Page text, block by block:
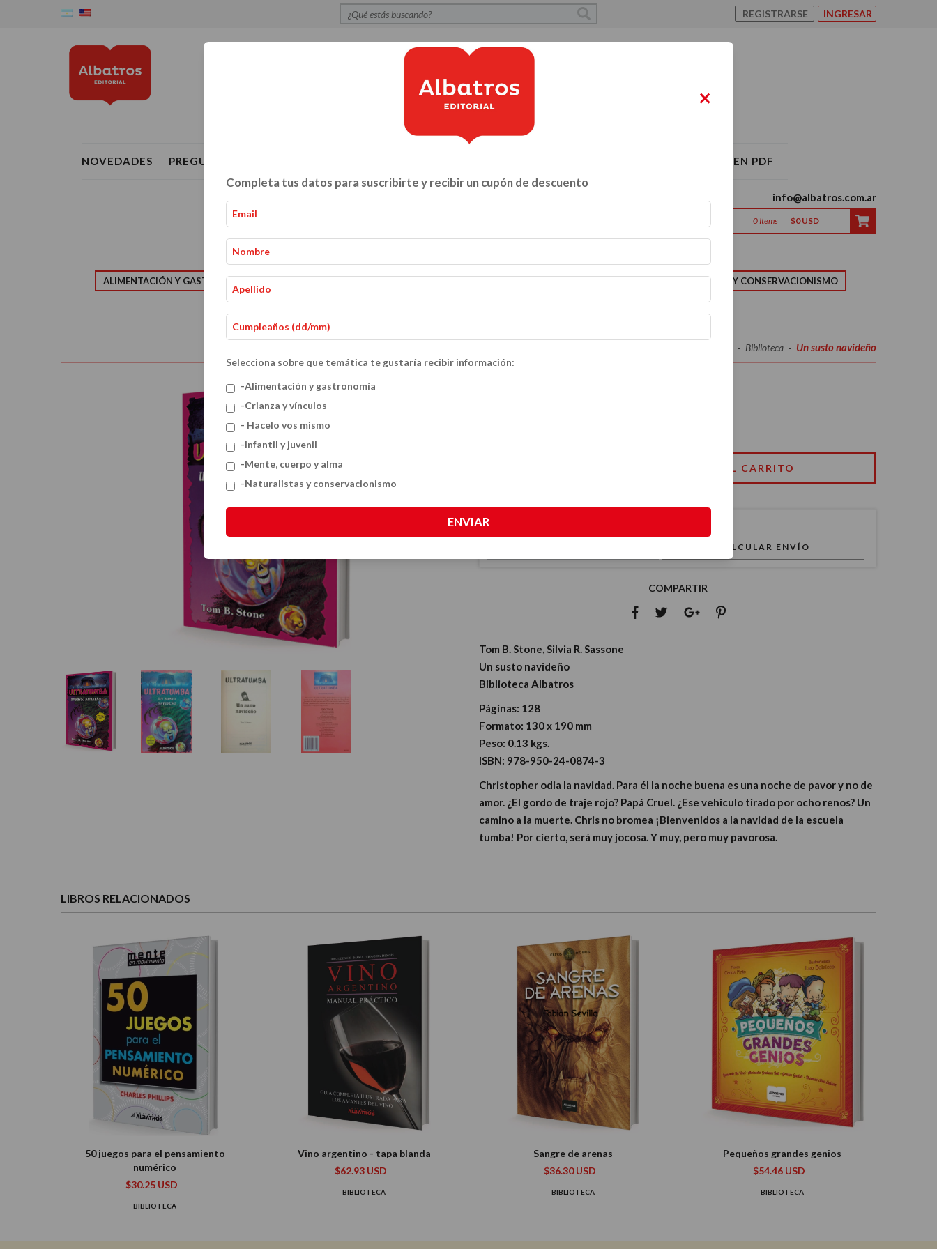
REGISTRARSE INGRESAR
NOVEDADES PREGUNTAS FRECUENTES CATÁLOGO ALBATROS 2026 EN PDF
info@albatros.com.ar
0 Items | $0 USD
ALIMENTACIÓN Y GASTRONOMÍA NATURALEZA Y CONSERVACIONISMO
- Biblioteca - Un susto navideño
CALCULÁ EL COSTO DE TU ENVÍO
CALCULAR ENVÍO
COMPARTIR
Tom B. Stone, Silvia R. Sassone
Un susto navideño
Biblioteca Albatros
Páginas: 128
Formato: 130 x 190 mm
Peso: 0.13 kgs.
ISBN: 978-950-24-0874-3
Christopher odia la navidad. Para él la noche buena es una noche de pavor y no de
amor. ¿El gordo de traje rojo? Papá Cruel. ¿Ese vehiculo tirado por ocho renos? Un
camino a la muerte. Chris no bromea ¡Bienvenidos a la navidad de la escuela
tumba! Por cierto, será muy jocosa. Y muy, pero muy pavorosa.
LIBROS RELACIONADOS
50 juegos para el pensamiento
numérico
$30.25 USD
BIBLIOTECA
Vino argentino - tapa blanda
$62.93 USD
BIBLIOTECA
Sangre de arenas
$36.30 USD
BIBLIOTECA
Pequeños grandes genios
$54.46 USD
BIBLIOTECA
×
Completa tus datos para suscribirte y recibir un cupón de descuento
Selecciona sobre que temática te gustaría recibir información:
-Alimentación y gastronomía
-Crianza y vínculos
- Hacelo vos mismo
-Infantil y juvenil
-Mente, cuerpo y alma
-Naturalistas y conservacionismo
ENVIAR